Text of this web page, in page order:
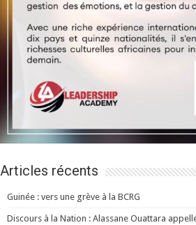
Articles récents
Guinée : vers une grève à la BCRG
Discours à la Nation : Alassane Ouattara